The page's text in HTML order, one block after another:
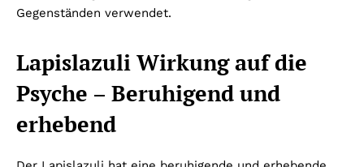
Gegenständen verwendet.
Lapislazuli Wirkung auf die
Psyche – Beruhigend und
erhebend